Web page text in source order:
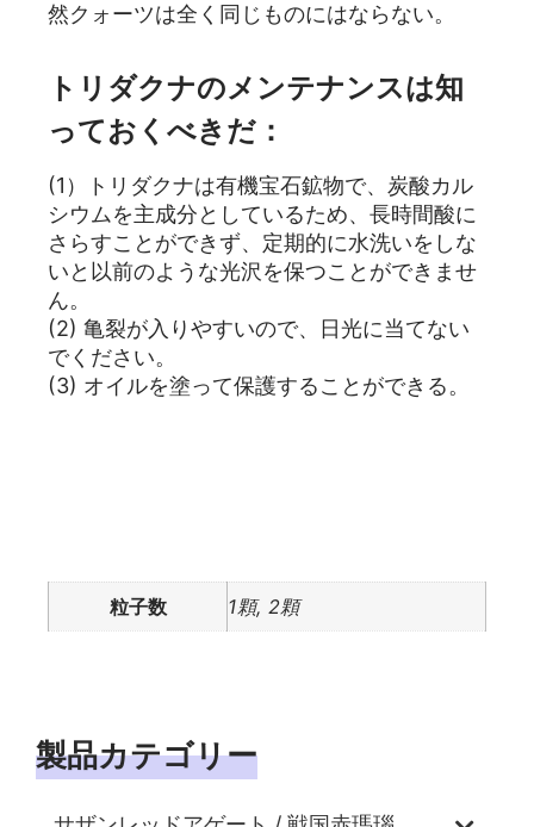
製品カテゴリー
然クォーツは全く同じものにはならない。
トリダクナのメンテナンスは知
っておくべきだ：
(1）トリダクナは有機宝石鉱物で、炭酸カル
シウムを主成分としているため、長時間酸に
さらすことができず、定期的に水洗いをしな
いと以前のような光沢を保つことができませ
ん。
(2) 亀裂が入りやすいので、日光に当てない
でください。
(3) オイルを塗って保護することができる。
粒子数 1顆, 2顆